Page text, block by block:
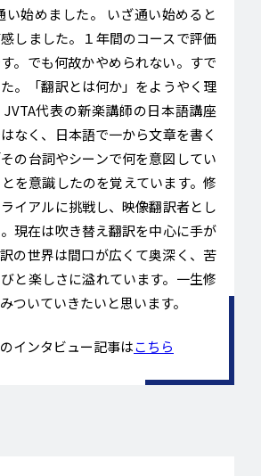
い始めました。 いざ通い始めると
しました。１年間のコースで評価
。でも何故かやめられない。すで
。「翻訳とは何か」をようやく理
代表の新楽講師の日本語講座
なく、日本語で一から文章を書く
の台詞やシーンで何を意図してい
を意識したのを覚えています。修
イアルに挑戦し、映像翻訳者とし
現在は吹き替え翻訳を中心に手が
の世界は間口が広くて奥深く、苦
と楽しさに溢れています。一生修
ついていきたいと思います。
インタビュー記事はこちら